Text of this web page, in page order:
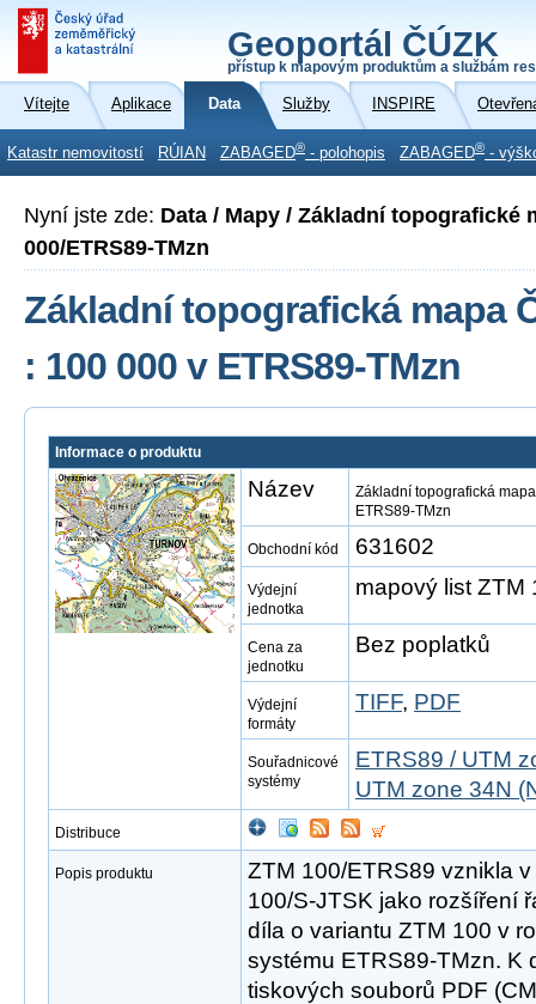
Geoportál ČÚZK
přístup k mapovým produktům a službám
Vítejte Aplikace Data Služby INSPIRE
Katastr nemovitostí RÚIAN ZABAGED® - polohopis ZABAGED® -
Nyní jste zde: Data / Mapy / Základní topografické
000/ETRS89-TMzn
Základní topografická mapa
: 100 000 v ETRS89-TMzn
Informace o produktu
Název
Základní topografická
ETRS89-TMzn
Obchodní kód 631602
Výdejní
jednotka
mapový list ZTM
Cena za
jednotku
Bez poplatků
Výdejní
formáty
TIFF, PDF
Souřadnicové
systémy
ETRS89 / UTM
UTM zone 34N
Distribuce
Popis produktu
ZTM 100/ETRS89 vznikla
100/S-JTSK jako rozšíření
díla o variantu ZTM 100 v
systému ETRS89-TMzn. K
tiskových souborů PDF